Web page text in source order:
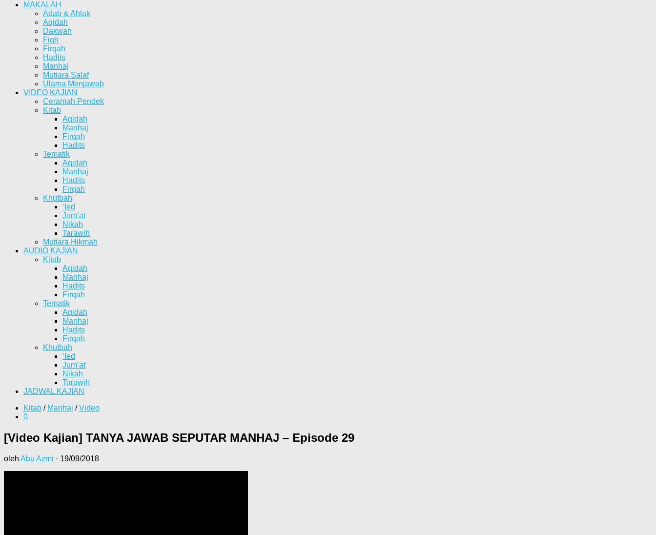
MAKALAH
Adab & Ahlak
Aqidah
Dakwah
Fiqh
Firqah
Hadits
Manhaj
Mutiara Salaf
Ulama Menjawab
VIDEO KAJIAN
Ceramah Pendek
Kitab
Aqidah
Manhaj
Firqah
Hadits
Tematik
Aqidah
Manhaj
Hadits
Firqah
Khutbah
‘Ied
Jum’at
Nikah
Tarawih
Mutiara Hikmah
AUDIO KAJIAN
Kitab
Aqidah
Manhaj
Hadits
Firqah
Tematik
Aqidah
Manhaj
Hadits
Firqah
Khutbah
‘Ied
Jum’at
Nikah
Tarawih
JADWAL KAJIAN
Kitab / Manhaj / Video
0
[Video Kajian] TANYA JAWAB SEPUTAR MANHAJ – Episode 29
oleh Abu Azmi · 19/09/2018